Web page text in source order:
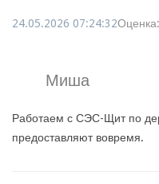
24.05.2026 07:24:32Оценка:
Миша
Работаем с СЭС-Щит по
предоставляют вовремя.